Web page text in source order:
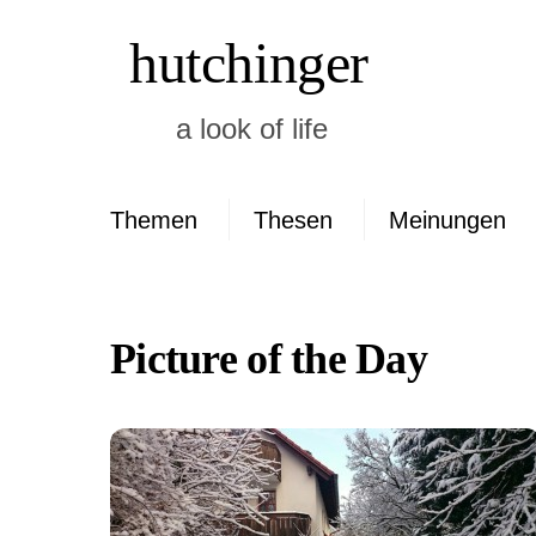
hutchinger
a look of life
Themen Thesen Meinungen
Picture of the Day